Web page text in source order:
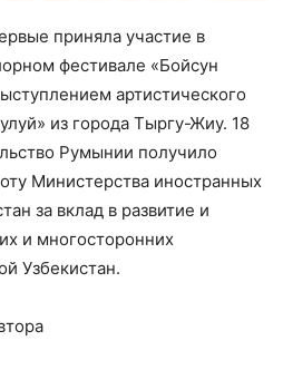
приняла участие в
фестивале «Бойсун
артистического
из города Тыргу-Жиу. 18
Румынии получило
Министерства иностранных
за вклад в развитие и
и многосторонних
Узбекистан.